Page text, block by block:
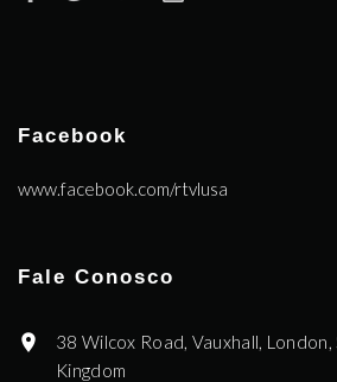
Facebook
www.facebook.com/rtvlusa
Fale Conosco
38 Wilcox Road, Vauxhall,
Kingdom